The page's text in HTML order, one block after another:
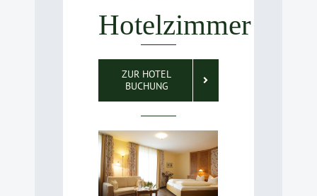
Hotelzimmer
ZUR HOTEL
BUCHUNG